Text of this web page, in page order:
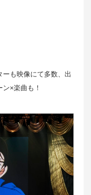
も映像にて多数、出
×楽曲も！